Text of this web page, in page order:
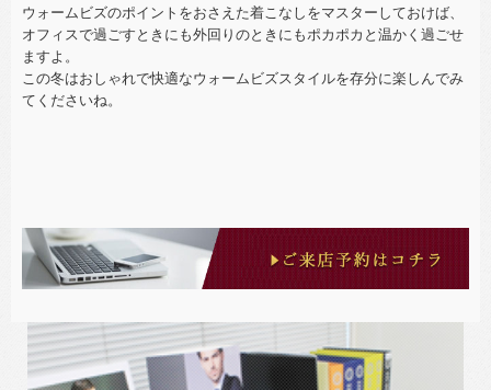
ウォームビズのポイントをおさえた着こなしをマスターしておけば、
オフィスで過ごすときにも外回りのときにもポカポカと温かく過ごせ
ますよ。
この冬はおしゃれで快適なウォームビズスタイルを存分に楽しんでみ
てくださいね。